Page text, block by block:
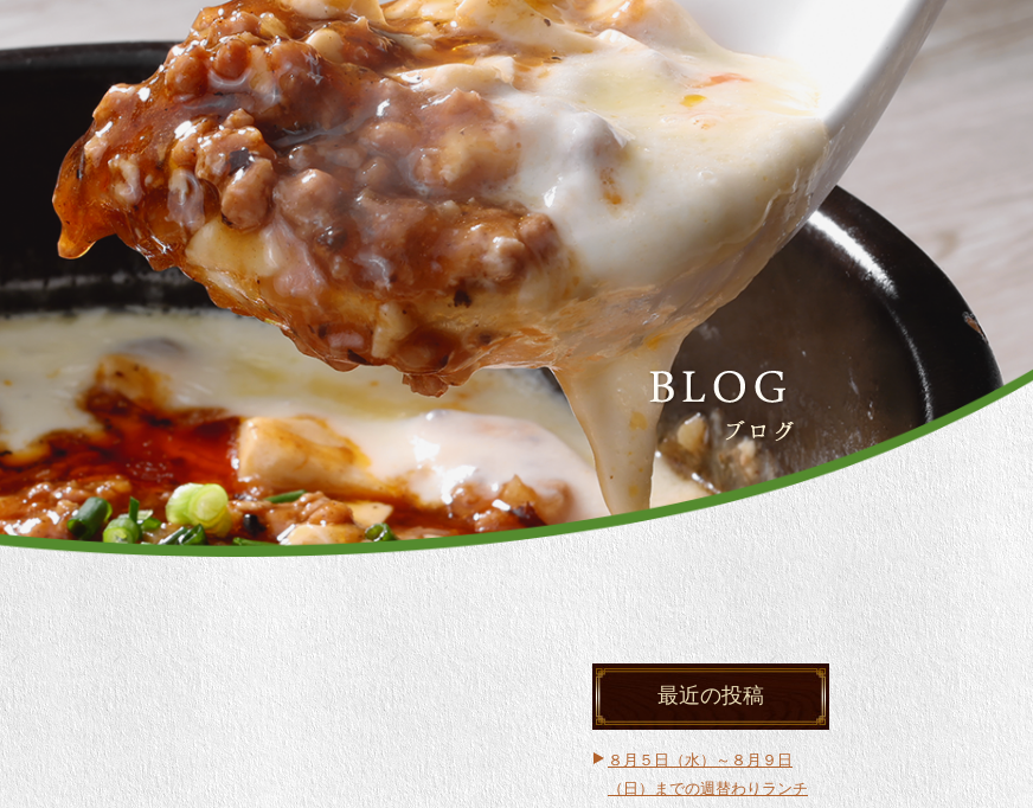
最近の投稿
８月５日（水）～８月９日
（日）までの週替わりランチ